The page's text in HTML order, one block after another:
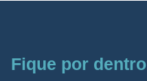
Fique por dentro